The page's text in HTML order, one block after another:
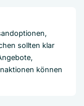
sollten klar
können